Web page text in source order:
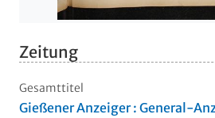
Zeitung
Gesamttitel
Gießener Anzeiger : General-